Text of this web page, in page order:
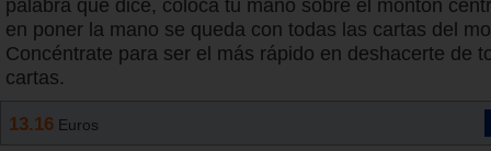
palabra que dice, coloca tu mano sobre el montón
en poner la mano se queda con todas las cartas del
Concéntrate para ser el más rápido en deshacerte de
cartas.
13.16 Euros